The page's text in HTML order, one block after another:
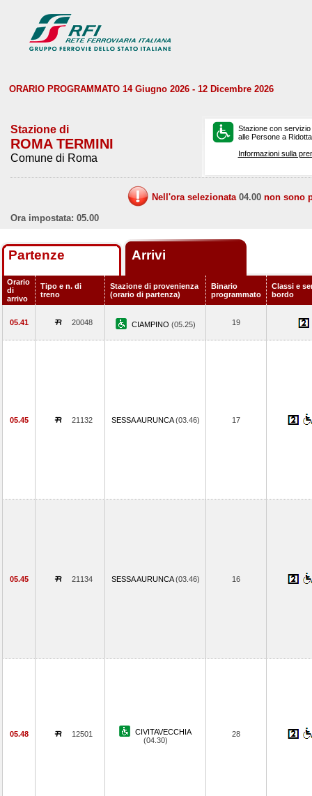
ORARIO PROGRAMMATO 14 Giugno 2026 - 12 Dicembre 2026
Stazione di
ROMA TERMINI
Comune di Roma
Stazione con
alle Persone a
Informazioni sulla
Nell'ora selezionata 04.00 non sono
Ora impostata: 05.00
Partenze Arrivi
Orario
di
arrivo
Tipo e n. di
treno
Stazione di provenienza
(orario di partenza)
Binario
programmato
Classi e
bordo
05.41 20048 CIAMPINO (05.25) 19
05.45 21132 SESSA AURUNCA(03.46) 17
05.45 21134 SESSA AURUNCA(03.46) 16
05.48 12501
CIVITAVECCHIA
(04.30)
28